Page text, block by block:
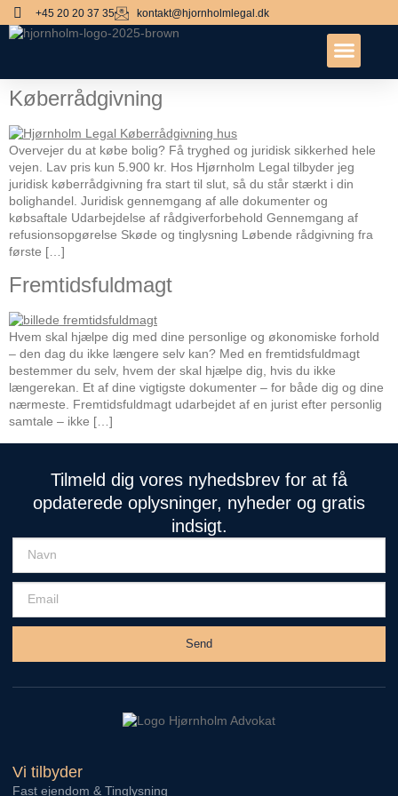
+45 20 20 37 35 kontakt@hjornholmlegal.dk
Køberrådgivning
Overvejer du at købe bolig? Få tryghed og juridisk sikkerhed hele
vejen. Lav pris kun 5.900 kr. Hos Hjørnholm Legal tilbyder jeg
juridisk køberrådgivning fra start til slut, så du står stærkt i din
bolighandel. Juridisk gennemgang af alle dokumenter og
købsaftale Udarbejdelse af rådgiverforbehold Gennemgang af
refusionsopgørelse Skøde og tinglysning Løbende rådgivning fra
første […]
Fremtidsfuldmagt
Hvem skal hjælpe dig med dine personlige og økonomiske forhold
– den dag du ikke længere selv kan? Med en fremtidsfuldmagt
bestemmer du selv, hvem der skal hjælpe dig, hvis du ikke
længerekan. Et af dine vigtigste dokumenter – for både dig og dine
nærmeste. Fremtidsfuldmagt udarbejdet af en jurist efter personlig
samtale – ikke […]
Tilmeld dig vores nyhedsbrev for at få
opdaterede oplysninger, nyheder og gratis
indsigt.
Send
Vi tilbyder
Fast ejendom & Tinglysning